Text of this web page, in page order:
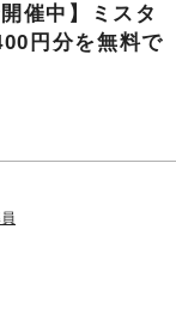
催中】ミスタ
円分を無料で